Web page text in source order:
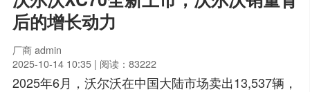
后的增长动力
厂商 admin
2025-10-14 10:35 | 阅读：83222
2025年6月，沃尔沃在中国大陆市场卖出13,537辆，